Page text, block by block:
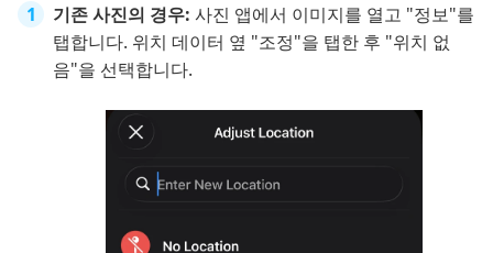
기존 사진의 경우: 사진 앱에서 이미지를 열고 "정보"를
탭합니다. 위치 데이터 옆 "조정"을 탭한 후 "위치 없
음"을 선택합니다.